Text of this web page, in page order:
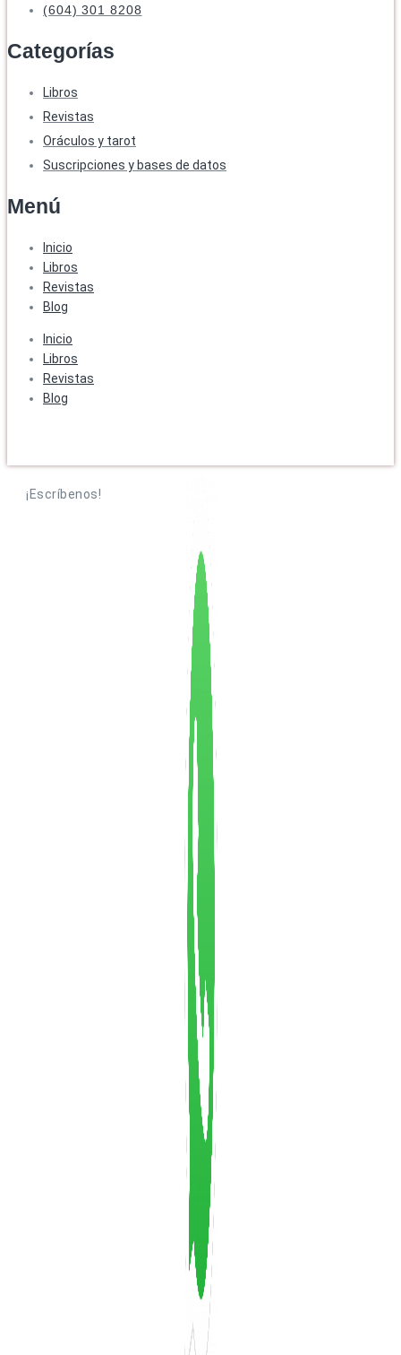
(604) 301 8208
Categorías
Libros
Revistas
Oráculos y tarot
Suscripciones y bases de datos
Menú
Inicio
Libros
Revistas
Blog
Inicio
Libros
Revistas
Blog
¡Escríbenos!